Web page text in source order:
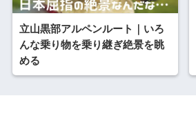
立山黒部アルペンルート｜いろ
んな乗り物を乗り継ぎ絶景を眺
める